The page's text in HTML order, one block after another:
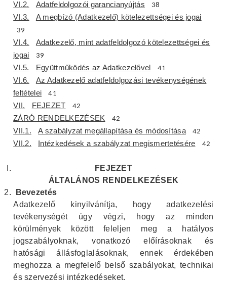
VI.2. Adatfeldolgozói garancianyújtás 38
VI.3. A megbízó (Adatkezelő) kötelezettségei és jogai
39
VI.4.
Adatkezelő, mint adatfeldolgozó kötelezettségei és
jogai
39
VI.5. Együttműködés az Adatkezelővel 41
VI.6.
Az Adatkezelő adatfeldolgozási tevékenységének
feltételei
41
VII. FEJEZET 42
ZÁRÓ RENDELKEZÉSEK 42
VII.1. A szabályzat megállapítása és módosítása 42
VII.2. Intézkedések a szabályzat megismertetésére 42
FEJEZET
ÁLTALÁNOS RENDELKEZÉSEK
Bevezetés
Adatkezelő kinyilvánítja, hogy adatkezelési
tevékenységét úgy végzi, hogy az minden
körülmények között feleljen meg a hatályos
jogszabályoknak, vonatkozó előírásoknak és
hatósági állásfoglalásoknak, ennek érdekében
meghozza a megfelelő belső szabályokat, technikai
és szervezési intézkedéseket.